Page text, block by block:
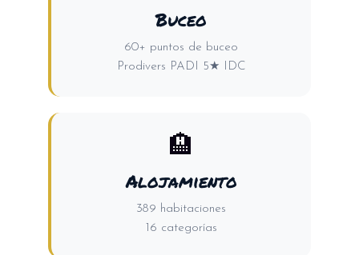
Buceo
60+ puntos de buceo
Prodivers PADI 5★ IDC
🏨
Alojamiento
389 habitaciones
16 categorías